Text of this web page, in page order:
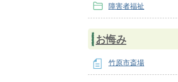
障害者福祉
お悔み
竹原市斎場